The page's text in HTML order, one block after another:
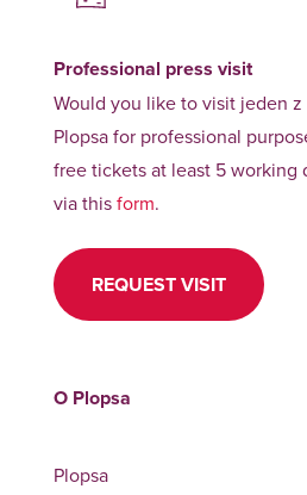
Professional press visit
Would you like to visit jeden
Plopsa for professional
free tickets at least 5 working
via thisform.
REQUEST VISIT
O Plopsa
Plopsa